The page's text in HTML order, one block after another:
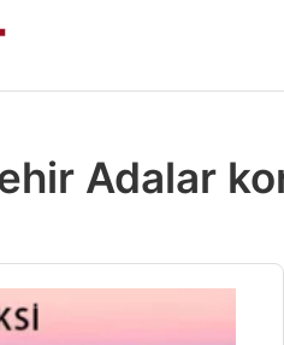
Adalar